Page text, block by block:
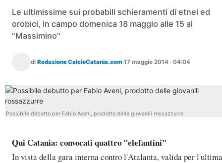
Le ultimissime sui probabili schieramenti di etnei ed
orobici, in campo domenica 18 maggio alle 15 al
"Massimino"
di Redazione CalcioCatania.com·17 maggio 2014 · 04:04
Possibile debutto per Fabio Aveni, prodotto delle giovanili rossazzurre
Qui Catania: convocati quattro "elefantini"
In vista della gara interna contro l'Atalanta, valida per l'ultima